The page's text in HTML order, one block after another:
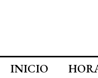
INICIO